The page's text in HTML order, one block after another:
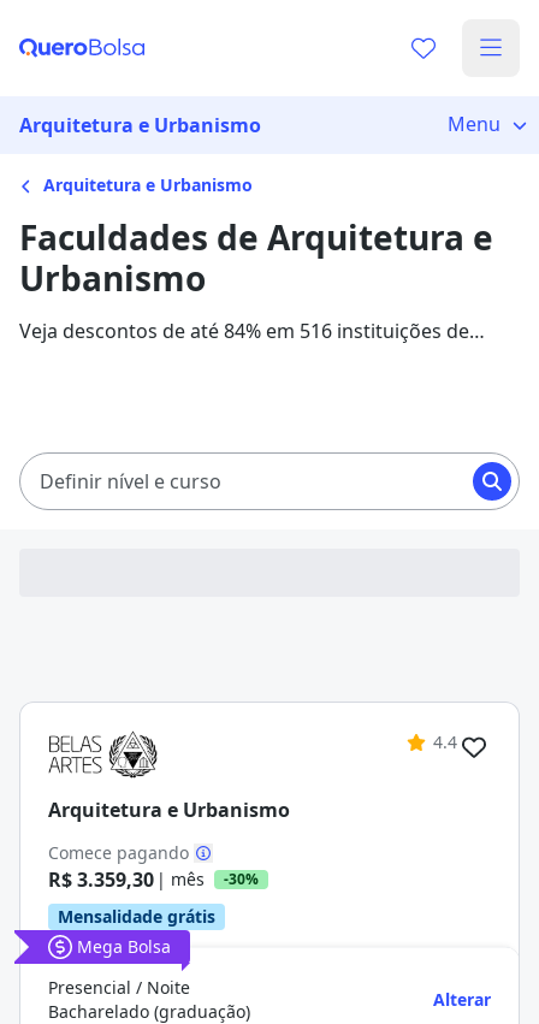
Arquitetura e Urbanismo Menu
Arquitetura e Urbanismo
Faculdades de Arquitetura e
Urbanismo
Veja descontos de até 84% em 516 instituições de
Definir nível e curso
4.4
Arquitetura e Urbanismo
Comece pagando
R$ 3.359,30 | mês -30%
Mensalidade grátis
Mega Bolsa
Presencial / Noite
Bacharelado (graduação)
Alterar